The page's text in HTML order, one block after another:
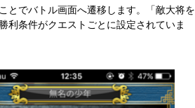
とでバトル画面へ遷移します。「敵大将を
利条件がクエストごとに設定されていま